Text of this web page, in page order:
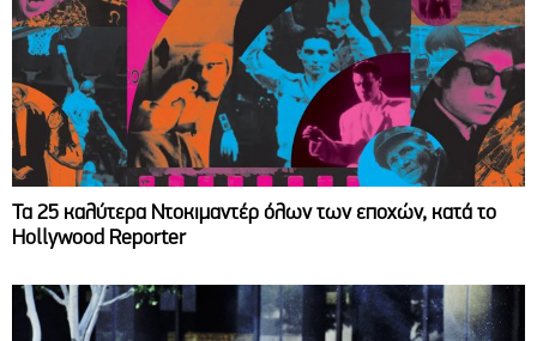
Τα 25 καλύτερα Ντοκιμαντέρ όλων των εποχών, κατά το
Hollywood Reporter